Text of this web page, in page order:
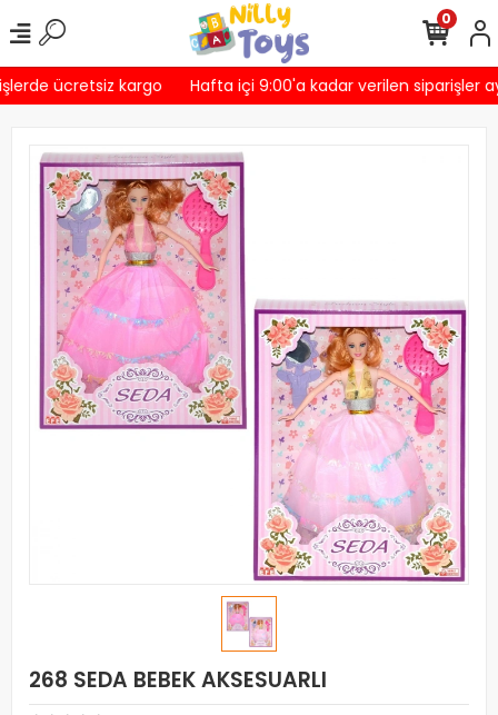
ücretsiz kargo Hafta içi 9:00'a kadar verilen siparişler
0
268 SEDA BEBEK AKSESUARLI